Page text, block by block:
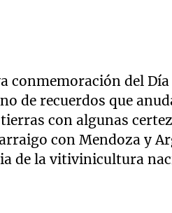
conmemoración del
de recuerdos que
con algunas
con Mendoza y
de la vitivinicultura